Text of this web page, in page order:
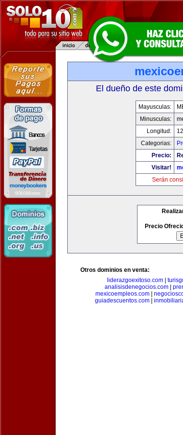
El dueño de este
Mayusculas:
Minusculas:
Longitud:
Categorias:
Precio:
Visitar!
Serán
Precio
Otros dominios en venta:
liderazgoexitoso.com|
analisisdenegocios.com
mexicoempleos.com
guiadescuentos.com